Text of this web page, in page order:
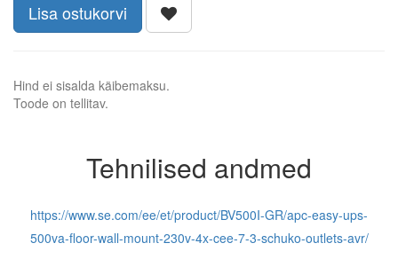
Lisa ostukorvi
Hind ei sisalda käibemaksu.
Toode on tellitav.
Tehnilised andmed
https://www.se.com/ee/et/product/BV500I-GR/apc-easy-ups-
500va-floor-wall-mount-230v-4x-cee-7-3-schuko-outlets-avr/